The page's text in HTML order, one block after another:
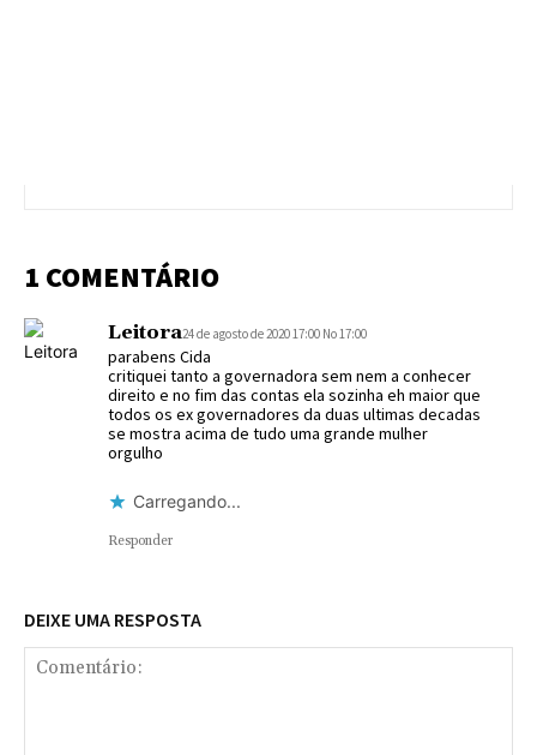
1 COMENTÁRIO
Leitora24 de agosto de 2020 17:00 No 17:00
parabens Cida
critiquei tanto a governadora sem nem a conhecer
direito e no fim das contas ela sozinha eh maior que
todos os ex governadores da duas ultimas decadas
se mostra acima de tudo uma grande mulher
orgulho
Carregando...
Responder
DEIXE UMA RESPOSTA